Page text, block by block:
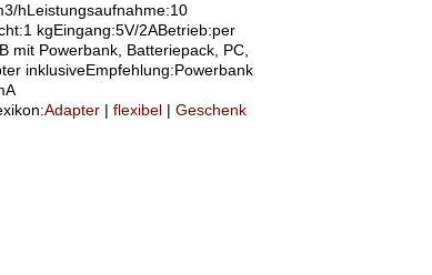
hLeistungsaufnahme:10
kgEingang:5V/2ABetrieb:per
mit Powerbank, Batteriepack, PC,
inklusiveEmpfehlung:Powerbank
Adapter| flexibel| Geschenk